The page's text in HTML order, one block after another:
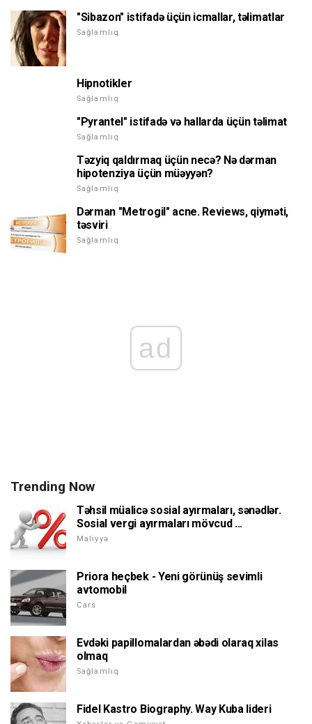
"Sibazon" istifadə üçün icmallar, təlimatlar
Sağlamlıq
Hipnotikler
Sağlamlıq
"Pyrantel" istifadə və hallarda üçün təlimat
Sağlamlıq
Təzyiq qaldırmaq üçün necə? Nə dərman
hipotenziya üçün müəyyən?
Sağlamlıq
Dərman "Metrogil" acne. Reviews, qiyməti,
təsviri
Sağlamlıq
ad
Trending Now
Təhsil müalicə sosial ayırmaları, sənədlər.
Sosial vergi ayırmaları mövcud ...
Maliyyə
Priora heçbek - Yeni görünüş sevimli
avtomobil
Cars
Evdəki papillomalardan əbədi olaraq xilas
olmaq
Sağlamlıq
Fidel Kastro Biography. Way Kuba lideri